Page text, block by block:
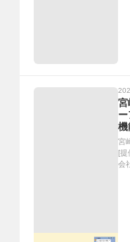
宮
ー
機
宮
[提
会